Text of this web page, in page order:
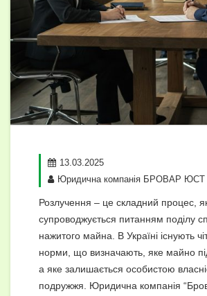
13.03.2025
Юридична компанія БРОВАР ЮСТ
Розлучення – це складний процес,
супроводжується питанням поділу
нажитого майна. В Україні існують
норми, що визначають, яке майно
а яке залишається особистою
подружжя. Юридична компанія